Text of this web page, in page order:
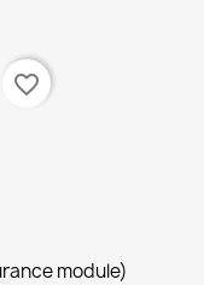
favorite_border
module)